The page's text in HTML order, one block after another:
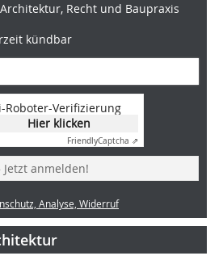
Recht und Baupraxis
kündbar
Roboter-Verifizierung
Hier klicken
FriendlyCaptcha ⇗
Jetzt anmelden!
Analyse, Widerruf